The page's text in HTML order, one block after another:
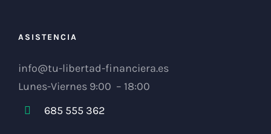
ASISTENCIA
info@tu-libertad-financiera.es
Lunes-Viernes 9:00 – 18:00
685 555 362